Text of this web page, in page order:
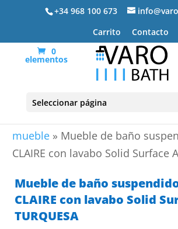
+34 968 100 673
Carrito
Contacto
0
elementos
Seleccionar página
mueble » Mueble de baño
CLAIRE con lavabo Solid Surface
Mueble de baño
CLAIRE con lavabo Solid
TURQUESA